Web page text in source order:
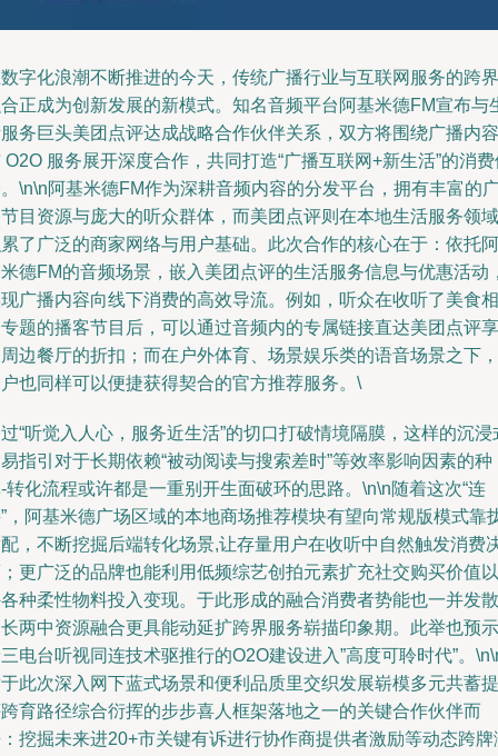
字化浪潮不断推进的今天，传统广播行业与互联网服务的跨界
正成为创新发展的新模式。知名音频平台阿基米德FM宣布与
务巨头美团点评达成战略合作伙伴关系，双方将围绕广播内容
O2O 服务展开深度合作，共同打造“广播互联网+新生活”的消
\n\n阿基米德FM作为深耕音频内容的分发平台，拥有丰富的
目资源与庞大的听众群体，而美团点评则在本地生活服务领域
了广泛的商家网络与用户基础。此次合作的核心在于：依托阿
德FM的音频场景，嵌入美团点评的生活服务信息与优惠活动
广播内容向线下消费的高效导流。例如，听众在收听了美食相
题的播客节目后，可以通过音频内的专属链接直达美团点评享
边餐厅的折扣；而在户外体育、场景娱乐类的语音场景之下，
也同样可以便捷获得契合的官方推荐服务。\
“听觉入人心，服务近生活”的切口打破情境隔膜，这样的沉浸
指引对于长期依赖“被动阅读与搜索差时”等效率影响因素的种
转化流程或许都是一重别开生面破环的思路。\n\n随着这次“连
，阿基米德广场区域的本地商场推荐模块有望向常规版模式靠
，不断挖掘后端转化场景,让存量用户在收听中自然触发消费
更广泛的品牌也能利用低频综艺创拍元素扩充社交购买价值以
种柔性物料投入变现。于此形成的融合消费者势能也一并发散
两中资源融合更具能动延扩跨界服务崭描印象期。此举也预示
电台听视同连技术驱推行的O2O建设进入”高度可聆时代”。
此次深入网下蓝式场景和便利品质里交织发展崭模多元共蓄提
育路径综合衍挥的步步喜人框架落地之一的关键合作伙伴而
挖掘未来进20+市关键有诉进行协作商提供者激励等动态跨牌